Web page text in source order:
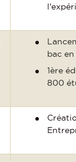
bac
1ère
800